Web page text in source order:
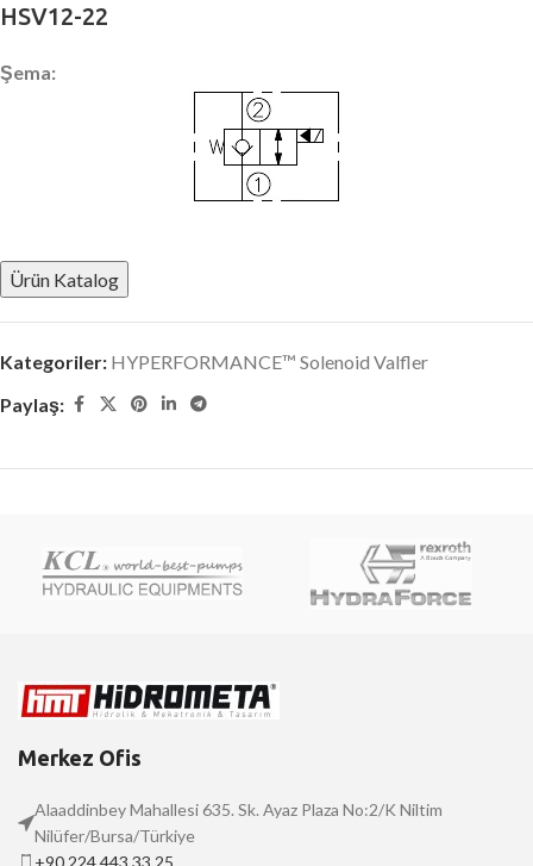
HSV12-22
Şema:
Ürün Katalog
Kategoriler: HYPERFORMANCE™ Solenoid Valfler
Paylaş:
Merkez Ofis
Alaaddinbey Mahallesi 635. Sk. Ayaz Plaza No:2/K Niltim
Nilüfer/Bursa/Türkiye
+90 224 443 33 25